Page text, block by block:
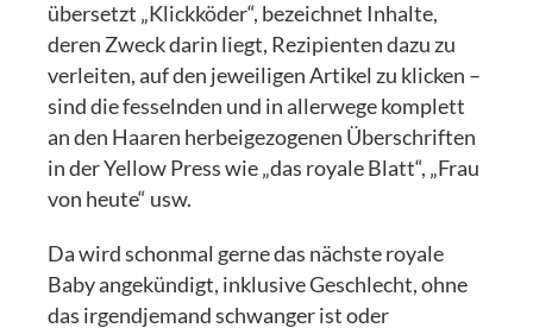
übersetzt „Klickköder“, bezeichnet Inhalte,
deren Zweck darin liegt, Rezipienten dazu zu
verleiten, auf den jeweiligen Artikel zu klicken –
sind die fesselnden und in allerwege komplett
an den Haaren herbeigezogenen Überschriften
in der Yellow Press wie „das royale Blatt“, „Frau
von heute“ usw.
Da wird schonmal gerne das nächste royale
Baby angekündigt, inklusive Geschlecht, ohne
das irgendjemand schwanger ist oder